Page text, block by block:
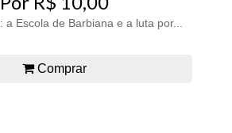
a Escola de Barbiana e a luta por...
Comprar